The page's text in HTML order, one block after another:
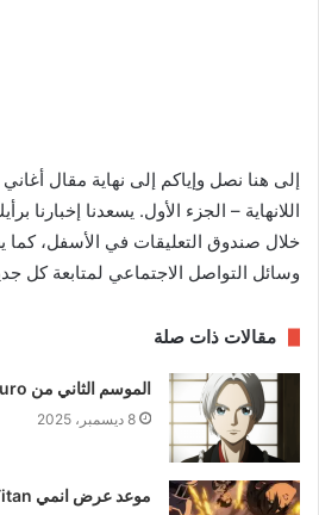
إلى هنا نصل وإياكم إلى نهاية مقال أغاني
اللانهاية – الجزء الأول. يسعدنا إخبارنا
خلال صندوق التعليقات في الأسفل، كما
وسائل التواصل الاجتماعي لمتابعة كل
مقالات ذات صلة
الموسم الثاني من Blue Miburo يستعد للانطلاق
8 ديسمبر، 2025